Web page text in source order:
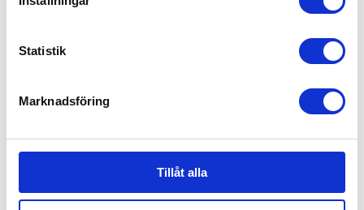
Statistik
Marknadsföring
Tillåt alla